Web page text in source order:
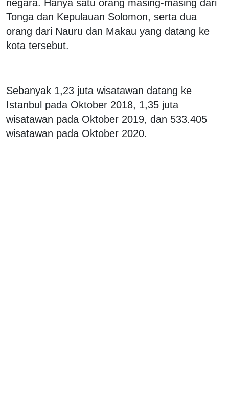
negara. Hanya satu orang masing-masing dari
Tonga dan Kepulauan Solomon, serta dua
orang dari Nauru dan Makau yang datang ke
kota tersebut.
Sebanyak 1,23 juta wisatawan datang ke
Istanbul pada Oktober 2018, 1,35 juta
wisatawan pada Oktober 2019, dan 533.405
wisatawan pada Oktober 2020.